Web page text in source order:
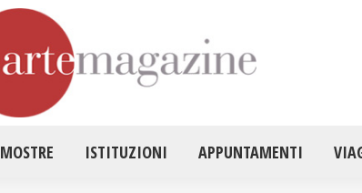
MOSTRE ISTITUZIONI APPUNTAMENTI
HOME